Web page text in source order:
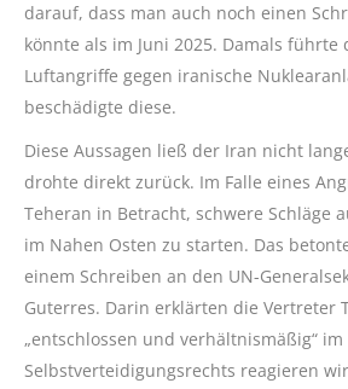
darauf, dass man auch noch einen
könnte als im Juni 2025. Damals führte
Luftangriffe gegen iranische
beschädigte diese.
Diese Aussagen ließ der Iran nicht
drohte direkt zurück. Im Falle eines
Teheran in Betracht, schwere Schläge
im Nahen Osten zu starten. Das
einem Schreiben an den UN-
Guterres. Darin erklärten die Vertreter
„entschlossen und verhältnismäßig“ im
Selbstverteidigungsrechts reagieren